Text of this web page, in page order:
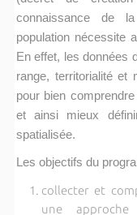
connaissance de la
population nécessite
En effet, les données
range, territorialité et
pour bien
et ainsi mieux
spatialisée.
Les objectifs du
collecter et
une approche